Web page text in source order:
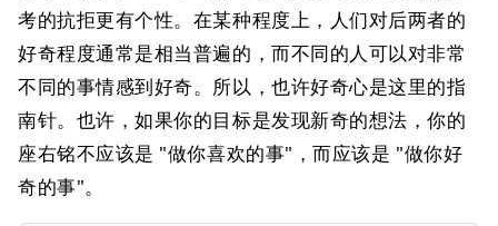
考的抗拒更有个性。在某种程度上，人们对后两者的
好奇程度通常是相当普遍的，而不同的人可以对非常
不同的事情感到好奇。所以，也许好奇心是这里的指
南针。也许，如果你的目标是发现新奇的想法，你的
座右铭不应该是 "做你喜欢的事"，而应该是 "做你好
奇的事"。